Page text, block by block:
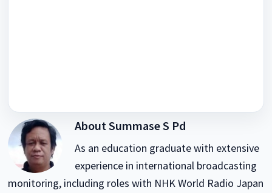
AboutSummase S Pd
As an education graduate with extensive
experience in international broadcasting
monitoring, including roles with NHK World Radio Japan